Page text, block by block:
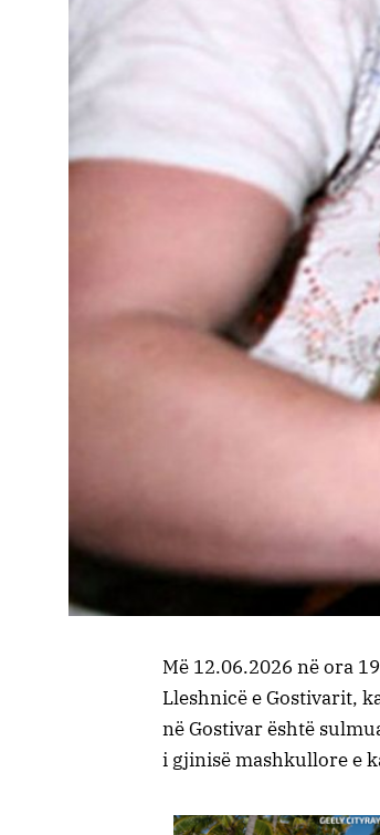
Më 12.06.2026 në ora
Lleshnicë e Gostivarit,
në Gostivar është
i gjinisë mashkullore e